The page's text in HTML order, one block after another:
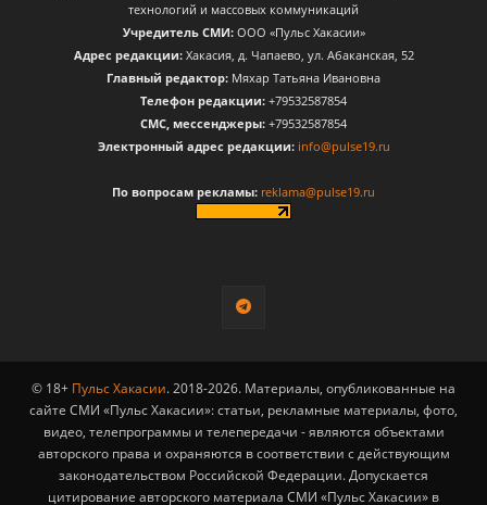
технологий и массовых коммуникаций
Учредитель СМИ:ООО «Пульс Хакасии»
Адрес редакции:Хакасия, д. Чапаево, ул. Абаканская, 52
Главный редактор: Мяхар Татьяна Ивановна
Телефон редакции: +79532587854
CМС, мессенджеры: +79532587854
Электронный адрес редакции: info@pulse19.ru
По вопросам рекламы: reklama@pulse19.ru
© 18+ Пульс Хакасии. 2018-2026. Материалы, опубликованные на
сайте СМИ «Пульс Хакасии»: статьи, рекламные материалы, фото,
видео, телепрограммы и телепередачи - являются объектами
авторского права и охраняются в соответствии с действующим
законодательством Российской Федерации. Допускается
цитирование авторского материала СМИ «Пульс Хакасии» в